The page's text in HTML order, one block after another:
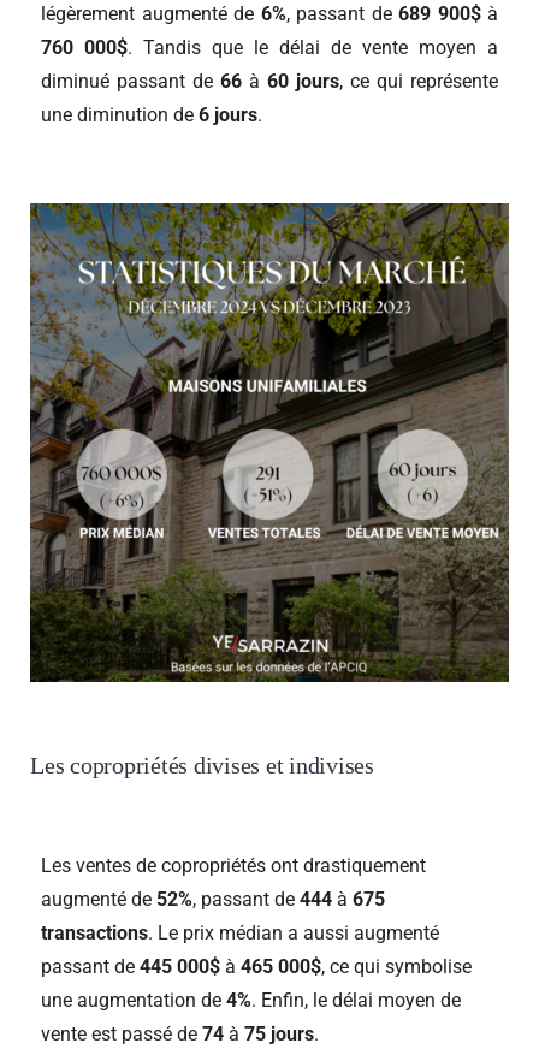
légèrement augmenté de 6%, passant de 689 900$à
760 000$. Tandis que le délai de vente moyen a
diminué passant de 66 à 60 jours, ce qui représente
une diminution de 6 jours.
Les copropriétés divises et indivises
Les ventes de copropriétés ont drastiquement
augmenté de 52%, passant de 444 à 675
transactions. Le prix médian a aussi augmenté
passant de 445 000$ à 465 000$, ce qui symbolise
une augmentation de 4%. Enfin, le délai moyen de
vente est passé de 74 à 75 jours.